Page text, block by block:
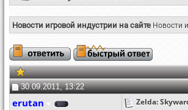
Новости игровой индустрии на сайтеНовости
30.09.2011, 13:22
erutan Zelda: